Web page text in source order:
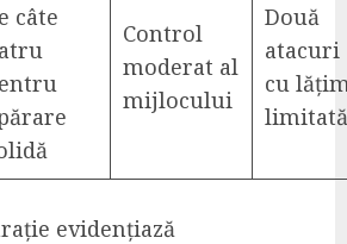
câte
Control
moderat al
mijlocului
Două
atacuri
cu
limitată
evidențiază